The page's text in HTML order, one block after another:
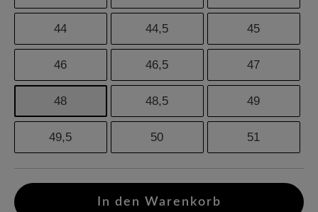
44 44,5 45
46 46,5 47
48 48,5 49
49,5 50 51
In den Warenkorb